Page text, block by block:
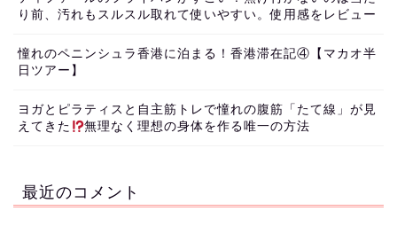
り前、汚れもスルスル取れて使いやすい。使用感をレビュー
憧れのペニンシュラ香港に泊まる！香港滞在記④【マカオ半
日ツアー】
ヨガとピラティスと自主筋トレで憧れの腹筋「たて線」が見
えてきた
無理なく理想の身体を作る唯一の方法
最近のコメント